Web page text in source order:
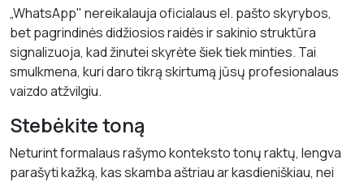
„WhatsApp" nereikalauja oficialaus el. pašto skyrybos,
bet pagrindinės didžiosios raidės ir sakinio struktūra
signalizuoja, kad žinutei skyrėte šiek tiek minties. Tai
smulkmena, kuri daro tikrą skirtumą jūsų profesionalaus
vaizdo atžvilgiu.
Stebėkite toną
Neturint formalaus rašymo konteksto tonų raktų, lengva
parašyti kažką, kas skamba aštriau ar kasdieniškiau, nei